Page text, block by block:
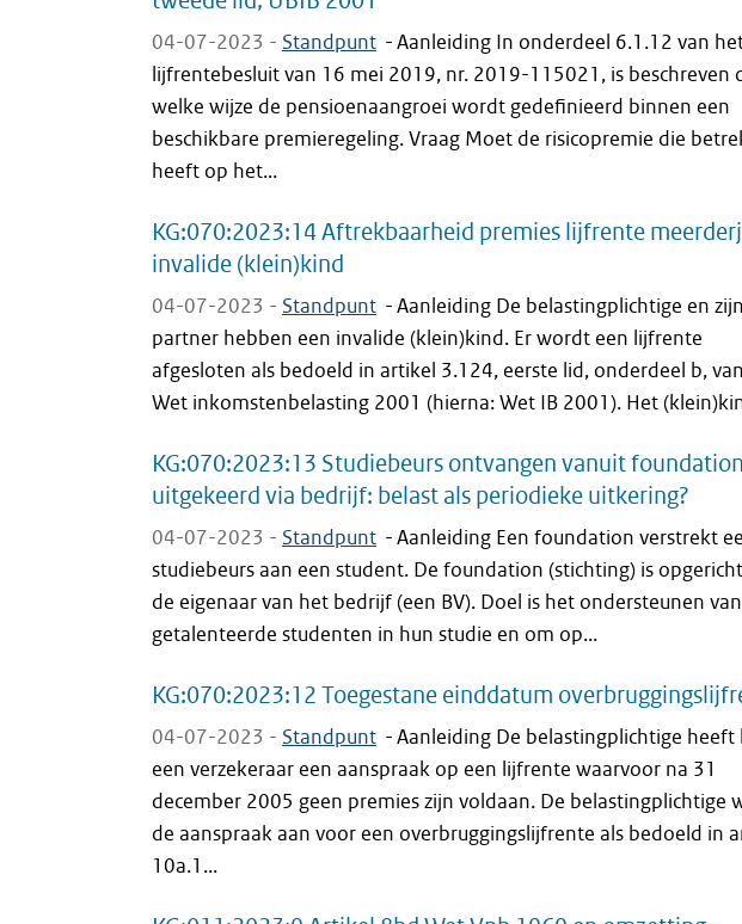
04-07-2023 - Standpunt -Aanleiding In onderdeel 6.1.12 van
lijfrentebesluit van 16 mei 2019, nr. 2019-115021, is beschreven
welke wijze de pensioenaangroei wordt gedefinieerd binnen een
beschikbare premieregeling. Vraag Moet de risicopremie die
heeft op het...
KG:070:2023:14 Aftrekbaarheid premies lijfrente
invalide (klein)kind
04-07-2023 - Standpunt -Aanleiding De belastingplichtige en zijn
partner hebben een invalide (klein)kind. Er wordt een lijfrente
afgesloten als bedoeld in artikel 3.124, eerste lid, onderdeel b,
Wet inkomstenbelasting 2001 (hierna: Wet IB 2001). Het
KG:070:2023:13 Studiebeurs ontvangen vanuit
uitgekeerd via bedrijf: belast als periodieke uitkering?
04-07-2023 - Standpunt -Aanleiding Een foundation verstrekt
studiebeurs aan een student. De foundation (stichting) is
de eigenaar van het bedrijf (een BV). Doel is het ondersteunen van
getalenteerde studenten in hun studie en om op...
KG:070:2023:12 Toegestane einddatum
04-07-2023 - Standpunt -Aanleiding De belastingplichtige heeft
een verzekeraar een aanspraak op een lijfrente waarvoor na 31
december 2005 geen premies zijn voldaan. De belastingplichtige
de aanspraak aan voor een overbruggingslijfrente als bedoeld in
10a.1...